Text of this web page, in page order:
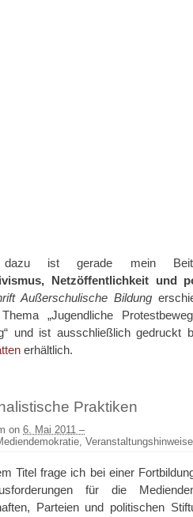
dazu ist gerade mein
Netzöffentlichkeit und
Außerschulische Bildung
„Jugendliche
und ist ausschließlich gedruckt
erhältlich.
Praktiken
on 6. Mai 2011 –
, Veranstaltungshinweise
Titel frage ich bei einer
für die
Parteien und politischen